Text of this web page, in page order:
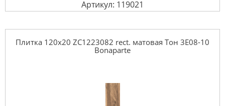
Артикул: 119021
Плитка 120x20 ZC1223082 rect. матовая Тон 3E08-10
Bonaparte